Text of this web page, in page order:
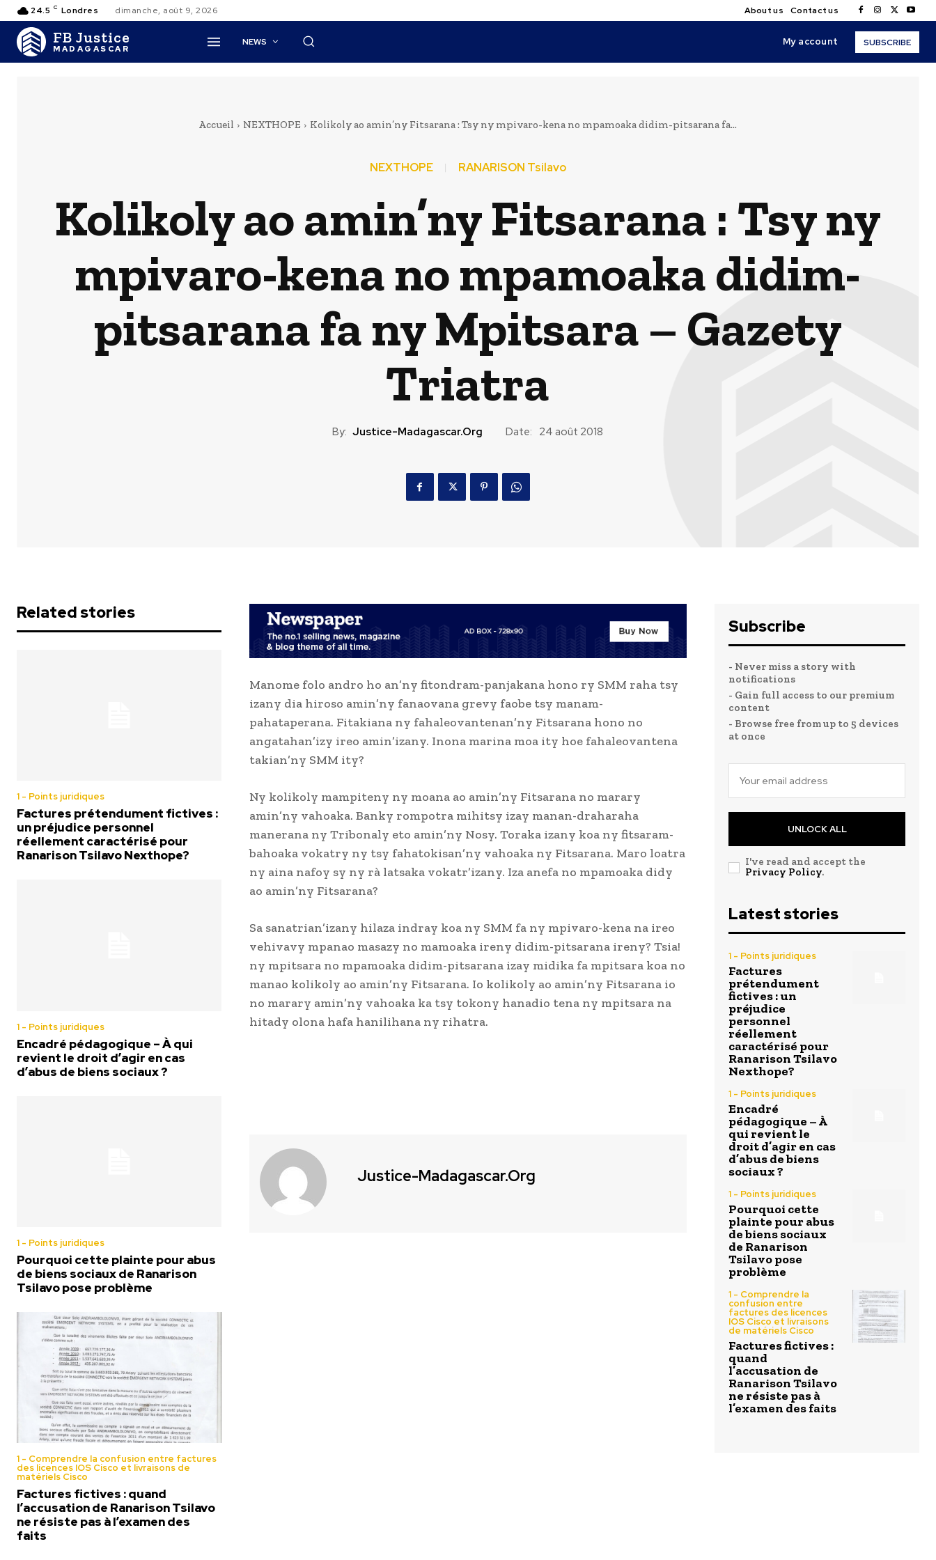
24.5 C Londres dimanche, août 9, 2026 About us Contact us
FB Justice
MADAGASCAR
NEWS My account SUBSCRIBE
Accueil NEXTHOPE Kolikoly ao amin’ny Fitsarana : Tsy ny mpivaro-kena no mpamoaka didim-pitsarana fa...
NEXTHOPE RANARISON Tsilavo
Kolikoly ao amin’ny Fitsarana : Tsy ny
mpivaro-kena no mpamoaka didim-
pitsarana fa ny Mpitsara – Gazety
Triatra
By: Justice-Madagascar.org Date: 24 août 2018
Related stories
1 - Points juridiques
Factures prétendument fictives :
un préjudice personnel
réellement caractérisé pour
Ranarison Tsilavo Nexthope?
1 - Points juridiques
Encadré pédagogique – À qui
revient le droit d’agir en cas
d’abus de biens sociaux ?
1 - Points juridiques
Pourquoi cette plainte pour abus
de biens sociaux de Ranarison
Tsilavo pose problème
1 - Comprendre la confusion entre factures
des licences IOS Cisco et livraisons de
matériels Cisco
Factures fictives : quand
l’accusation de Ranarison Tsilavo
ne résiste pas à l’examen des
faits
Manome folo andro ho an’ny fitondram-panjakana hono ry SMM raha tsy
izany dia hiroso amin’ny fanaovana grevy faobe tsy manam-
pahataperana. Fitakiana ny fahaleovantenan’ny Fitsarana hono no
angatahan’izy ireo amin’izany. Inona marina moa ity hoe fahaleovantena
takian’ny SMM ity?
Ny kolikoly mampiteny ny moana ao amin’ny Fitsarana no marary
amin’ny vahoaka. Banky rompotra mihitsy izay manan-draharaha
manerana ny Tribonaly eto amin’ny Nosy. Toraka izany koa ny fitsaram-
bahoaka vokatry ny tsy fahatokisan’ny vahoaka ny Fitsarana. Maro loatra
ny aina nafoy sy ny rà latsaka vokatr’izany. Iza anefa no mpamoaka didy
ao amin’ny Fitsarana?
Sa sanatrian’izany hilaza indray koa ny SMM fa ny mpivaro-kena na ireo
vehivavy mpanao masazy no mamoaka ireny didim-pitsarana ireny? Tsia!
ny mpitsara no mpamoaka didim-pitsarana izay midika fa mpitsara koa no
manao kolikoly ao amin’ny Fitsarana. Io kolikoly ao amin’ny Fitsarana io
no marary amin’ny vahoaka ka tsy tokony hanadio tena ny mpitsara na
hitady olona hafa hanilihana ny rihatra.
Justice-Madagascar.org
Subscribe
- Never miss a story with
notifications
- Gain full access to our premium
content
- Browse free from up to 5 devices
at once
UNLOCK ALL
I've read and accept the
Privacy Policy.
Latest stories
1 - Points juridiques
Factures
prétendument
fictives : un
préjudice
personnel
réellement
caractérisé pour
Ranarison Tsilavo
Nexthope?
1 - Points juridiques
Encadré
pédagogique – À
qui revient le
droit d’agir en cas
d’abus de biens
sociaux ?
1 - Points juridiques
Pourquoi cette
plainte pour abus
de biens sociaux
de Ranarison
Tsilavo pose
problème
1 - Comprendre la
confusion entre
factures des licences
IOS Cisco et livraisons
de matériels Cisco
Factures fictives :
quand
l’accusation de
Ranarison Tsilavo
ne résiste pas à
l’examen des faits